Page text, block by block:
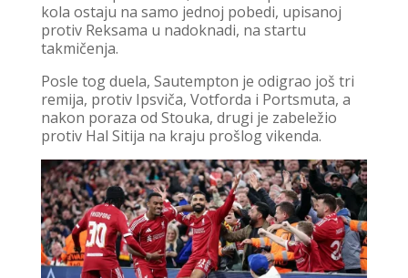
kola ostaju na samo jednoj pobedi, upisanoj
protiv Reksama u nadoknadi, na startu
takmičenja.
Posle tog duela, Sautempton je odigrao još tri
remija, protiv Ipsviča, Votforda i Portsmuta, a
nakon poraza od Stouka, drugi je zabeležio
protiv Hal Sitija na kraju prošlog vikenda.